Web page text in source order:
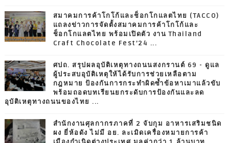
สมาคมการค้าโกโก้และช็อกโกแลตไทย (TACCO)
แถลงข่าวการจัดตั้งสมาคมการค้าโกโก้และ
ช็อกโกแลตไทย พร้อมเปิดตัว งาน Thailand
Craft Chocolate Fest’24 ...
ศปถ. สรุปผลอุบัติเหตุทางถนนสงกรานต์ 69 - ดูแล
ผู้ประสบอุบัติเหตุให้ได้รับการช่วยเหลือตาม
กฎหมาย ป้องกันการกระทำผิดซ้ำข้อหาเมาแล้วขับ
พร้อมถอดบทเรียนยกระดับการป้องกันและลด
อุบัติเหตุทางถนนของไทย ...
สำนักงานศุลกากรภาคที่ 2 จับกุม อาหารเสริมชนิด
ผง ยี่ห้อดัง ไม่มี อย. ละเมิดเครื่องหมายการค้า